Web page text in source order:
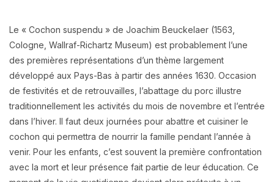
Le « Cochon suspendu » de Joachim Beuckelaer (1563,
Cologne, Wallraf-Richartz Museum) est probablement l’une
des premières représentations d’un thème largement
développé aux Pays-Bas à partir des années 1630. Occasion
de festivités et de retrouvailles, l’abattage du porc illustre
traditionnellement les activités du mois de novembre et l’entrée
dans l’hiver. Il faut deux journées pour abattre et cuisiner le
cochon qui permettra de nourrir la famille pendant l’année à
venir. Pour les enfants, c’est souvent la première confrontation
avec la mort et leur présence fait partie de leur éducation. Ce